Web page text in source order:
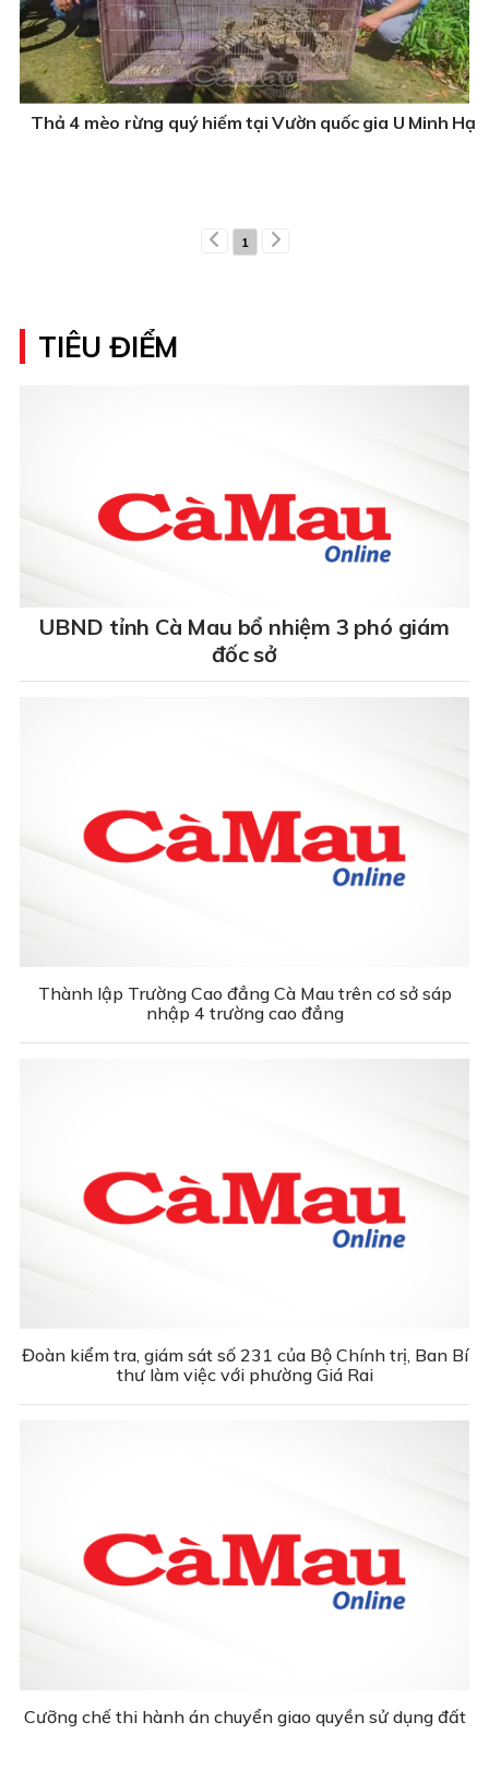
Thả 4 mèo rừng quý hiếm tại Vườn quốc gia U Minh Hạ
1
TIÊU ĐIỂM
UBND tỉnh Cà Mau bổ nhiệm 3 phó giám
đốc sở
Thành lập Trường Cao đẳng Cà Mau trên cơ sở sáp
nhập 4 trường cao đẳng
Đoàn kiểm tra, giám sát số 231 của Bộ Chính trị, Ban Bí
thư làm việc với phường Giá Rai
Cưỡng chế thi hành án chuyển giao quyền sử dụng đất